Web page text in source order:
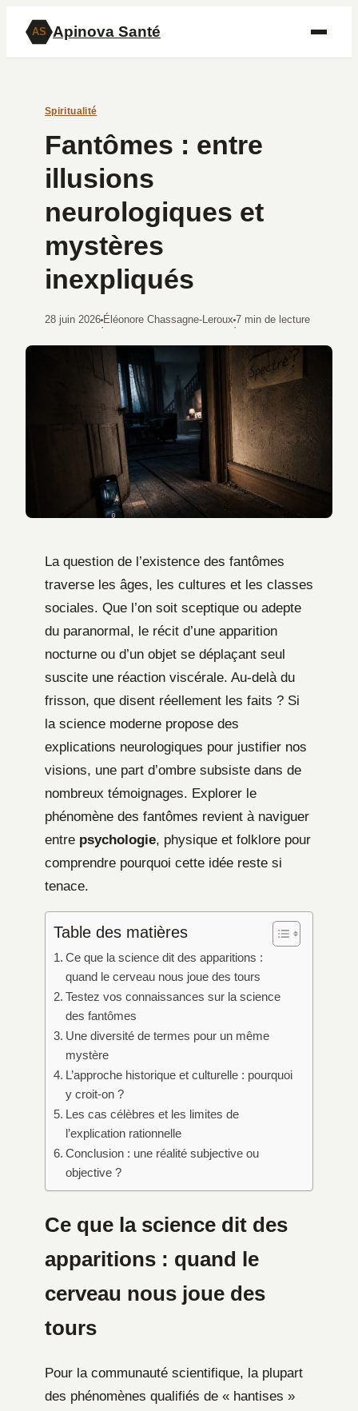
AS Apinova Santé
Spiritualité
Fantômes : entre
illusions
neurologiques et
mystères
inexpliqués
28 juin 2026
·
Éléonore Chassagne-Leroux
·
7 min de lecture
La question de l’existence des fantômes
traverse les âges, les cultures et les classes
sociales. Que l’on soit sceptique ou adepte
du paranormal, le récit d’une apparition
nocturne ou d’un objet se déplaçant seul
suscite une réaction viscérale. Au-delà du
frisson, que disent réellement les faits ? Si
la science moderne propose des
explications neurologiques pour justifier nos
visions, une part d’ombre subsiste dans de
nombreux témoignages. Explorer le
phénomène des fantômes revient à naviguer
entre psychologie, physique et folklore pour
comprendre pourquoi cette idée reste si
tenace.
Table des matières
Ce que la science dit des apparitions :
quand le cerveau nous joue des tours
Testez vos connaissances sur la science
des fantômes
Une diversité de termes pour un même
mystère
L’approche historique et culturelle : pourquoi
y croit-on ?
Les cas célèbres et les limites de
l’explication rationnelle
Conclusion : une réalité subjective ou
objective ?
Ce que la science dit des
apparitions : quand le
cerveau nous joue des
tours
Pour la communauté scientifique, la plupart
des phénomènes qualifiés de « hantises »